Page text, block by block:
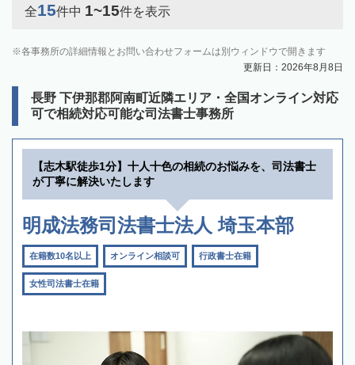
全15件中 1~15件を表示
各事務所の詳細情報とお問い合わせフォームは別ウィンドウで開きます
更新日：2026年8月8日
長野 下伊那郡阿南町近隣エリア・全国オンライン対応
可で相続対応可能な司法書士事務所
【志木駅徒歩1分】十人十色の相続のお悩みを、司法書士
が丁寧に解決いたします
明成法務司法書士法人 埼玉本部
在籍数10名以上 オンライン相談可 行政書士在籍
女性司法書士在籍